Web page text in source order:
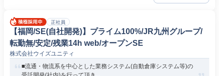
正社員
【福岡/SE(自社開発)】プライム100%/JR九州グループ/
転勤無/安定/残業14h web/オープンSE
株式会社ウイズユニティ
■流通・物流系を中心とした業務システム(自動倉庫システム等)の